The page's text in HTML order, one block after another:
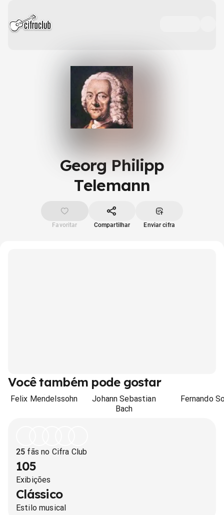
Georg Philipp
Telemann
Favoritar Compartilhar Enviar cifra
Você também pode gostar
Felix Mendelssohn
Johann Sebastian
Bach
Fernando
25 fãs no Cifra Club
105
Exibições
Clássico
Estilo musical